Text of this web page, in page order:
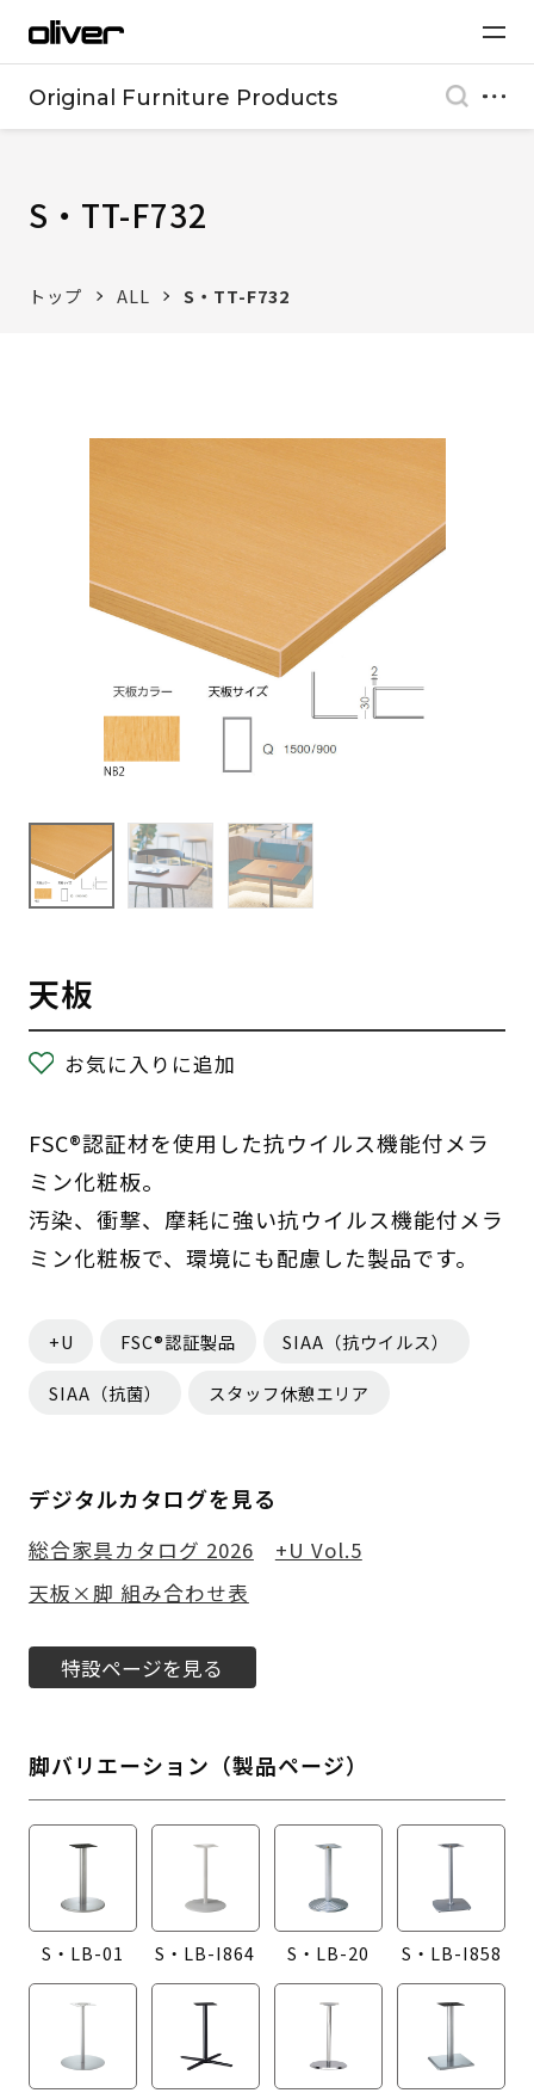
Original Furniture Products
S・TT-F732
トップ ALL S・TT-F732
天板
お気に入りに追加
FSC®認証材を使用した抗ウイルス機能付メラ
ミン化粧板。
汚染、衝撃、摩耗に強い抗ウイルス機能付メラ
ミン化粧板で、環境にも配慮した製品です。
+U FSC®認証製品 SIAA（抗ウイルス）
SIAA（抗菌） スタッフ休憩エリア
デジタルカタログを見る
総合家具カタログ 2026
+U Vol.5
天板×脚 組み合わせ表
特設ページを見る
脚バリエーション（製品ページ）
S・LB-01 S・LB-I864 S・LB-20 S・LB-I858